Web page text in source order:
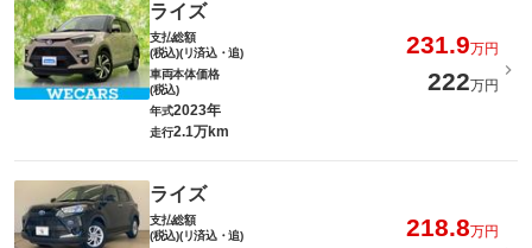
ライズ
支払総額
(税込)(リ済込・追)
231.9万円
車両本体価格
(税込)
222万円
年式2023年
走行2.1万km
ライズ
支払総額
(税込)(リ済込・追)
218.8万円